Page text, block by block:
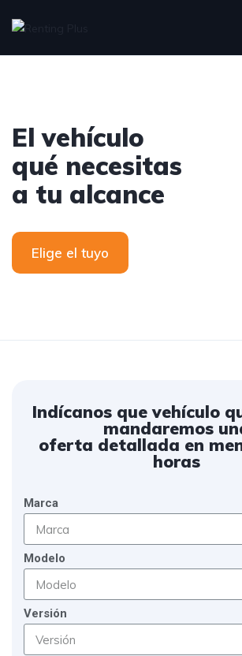
El vehículo
qué necesitas
a tu alcance
Elige el tuyo
Indícanos que vehículo
mandaremos
oferta detallada en
horas
Marca
Modelo
Versión